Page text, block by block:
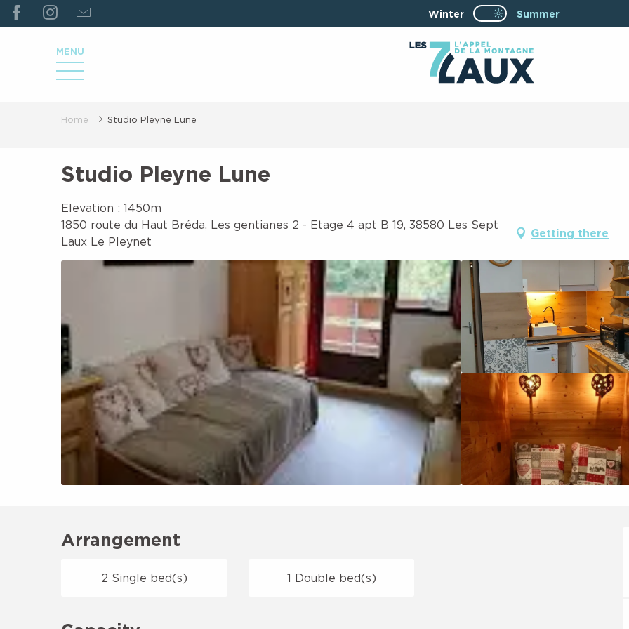
ALLER
AU
PRINCIPAL
Page D’accueil Actuelle Été : Passer
Winter Page D’accueil
Summer
MENU
Home Studio Pleyne Lune
Studio Pleyne Lune
Elevation : 1450m
1850 route du Haut Bréda, Les gentianes 2 - Etage 4 apt B 19, 38580 Les Sept
Laux Le Pleynet
Getting there
Arrangement
2 Single bed(s) 1 Double bed(s)